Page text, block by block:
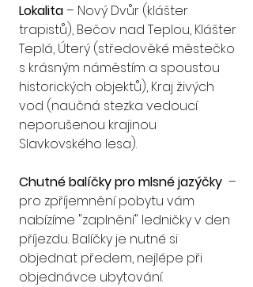
Lokalita – Nový Dvůr (klášter
trapistů), Bečov nad Teplou, Klášter
Teplá, Úterý (středověké městečko
s krásným náměstím a spoustou
historických objektů), Kraj živých
vod (naučná stezka vedoucí
neporušenou krajinou
Slavkovského lesa).
Chutné balíčky pro mlsné jazýčky –
pro zpříjemnění pobytu vám
nabízíme "zaplnění" ledničky v den
příjezdu. Balíčky je nutné si
objednat předem, nejlépe při
objednávce ubytování.